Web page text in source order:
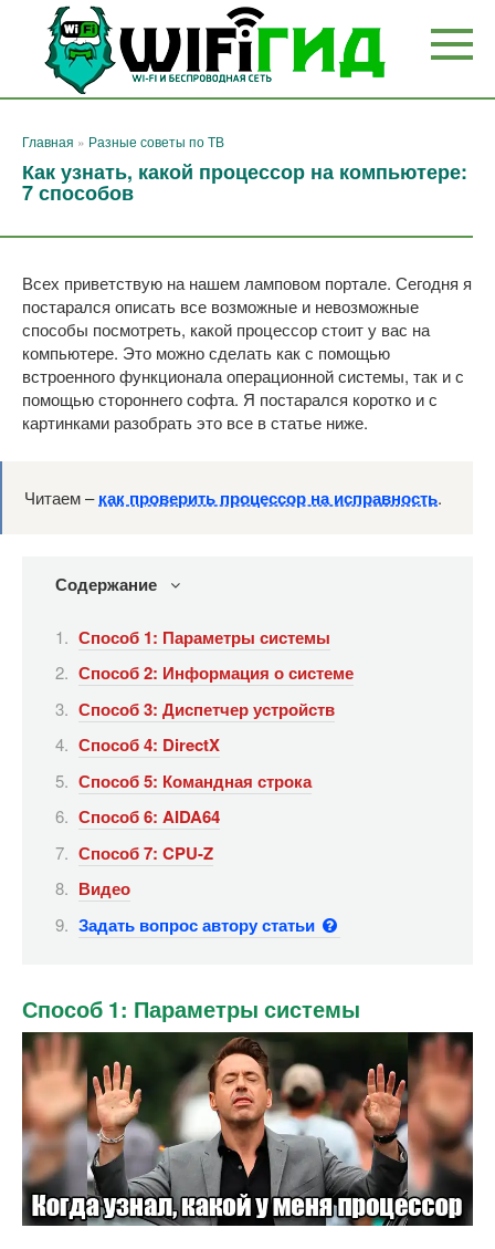
Перейти
контенту
Главная » Разные советы по ТВ
Как узнать, какой процессор на компьютере:
7 способов
Всех приветствую на нашем ламповом портале. Сегодня я
постарался описать все возможные и невозможные
способы посмотреть, какой процессор стоит у вас на
компьютере. Это можно сделать как с помощью
встроенного функционала операционной системы, так и с
помощью стороннего софта. Я постарался коротко и с
картинками разобрать это все в статье ниже.
Читаем –как проверить процессор на исправность.
Содержание
Способ 1: Параметры системы
Способ 2: Информация о системе
Способ 3: Диспетчер устройств
Способ 4: DirectX
Способ 5: Командная строка
Способ 6: AIDA64
Способ 7: CPU-Z
Видео
Задать вопрос автору статьи
Способ 1: Параметры системы